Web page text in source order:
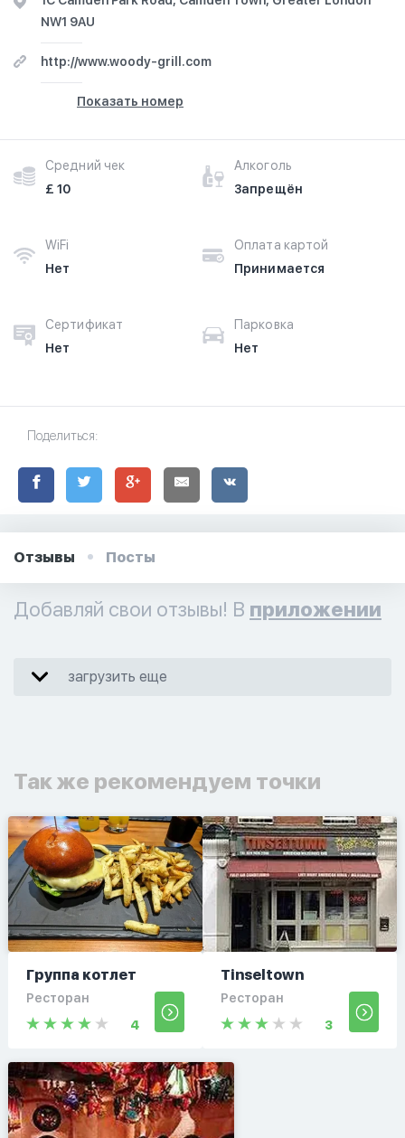
NW1 9AU
http://www.woody-grill.com
Показать номер
Средний чек
£ 10
Алкоголь
Запрещён
WiFi
Нет
Оплата картой
Принимается
Сертификат
Нет
Парковка
Нет
Поделиться:
Отзывы Посты
Добавляй свои отзывы! В приложении
загрузить еще
Так же рекомендуем точки
Группа котлет
Ресторан
4
Tinseltown
Ресторан
3